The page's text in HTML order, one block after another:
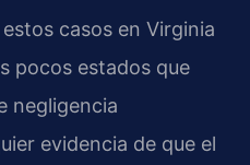
casos en Virginia
pocos estados que
negligencia
evidencia de que el